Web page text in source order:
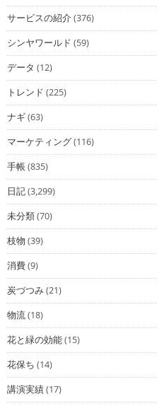
サービスの紹介(376)
シンヤワールド (59)
データ (12)
トレンド (225)
ナギ(63)
マーケティング(116)
手帳(835)
日記(3,299)
未分類(70)
枝物 (39)
消費(9)
炭づつみ(21)
物流(18)
花と緑の効能(15)
花保ち (14)
講演実績(17)